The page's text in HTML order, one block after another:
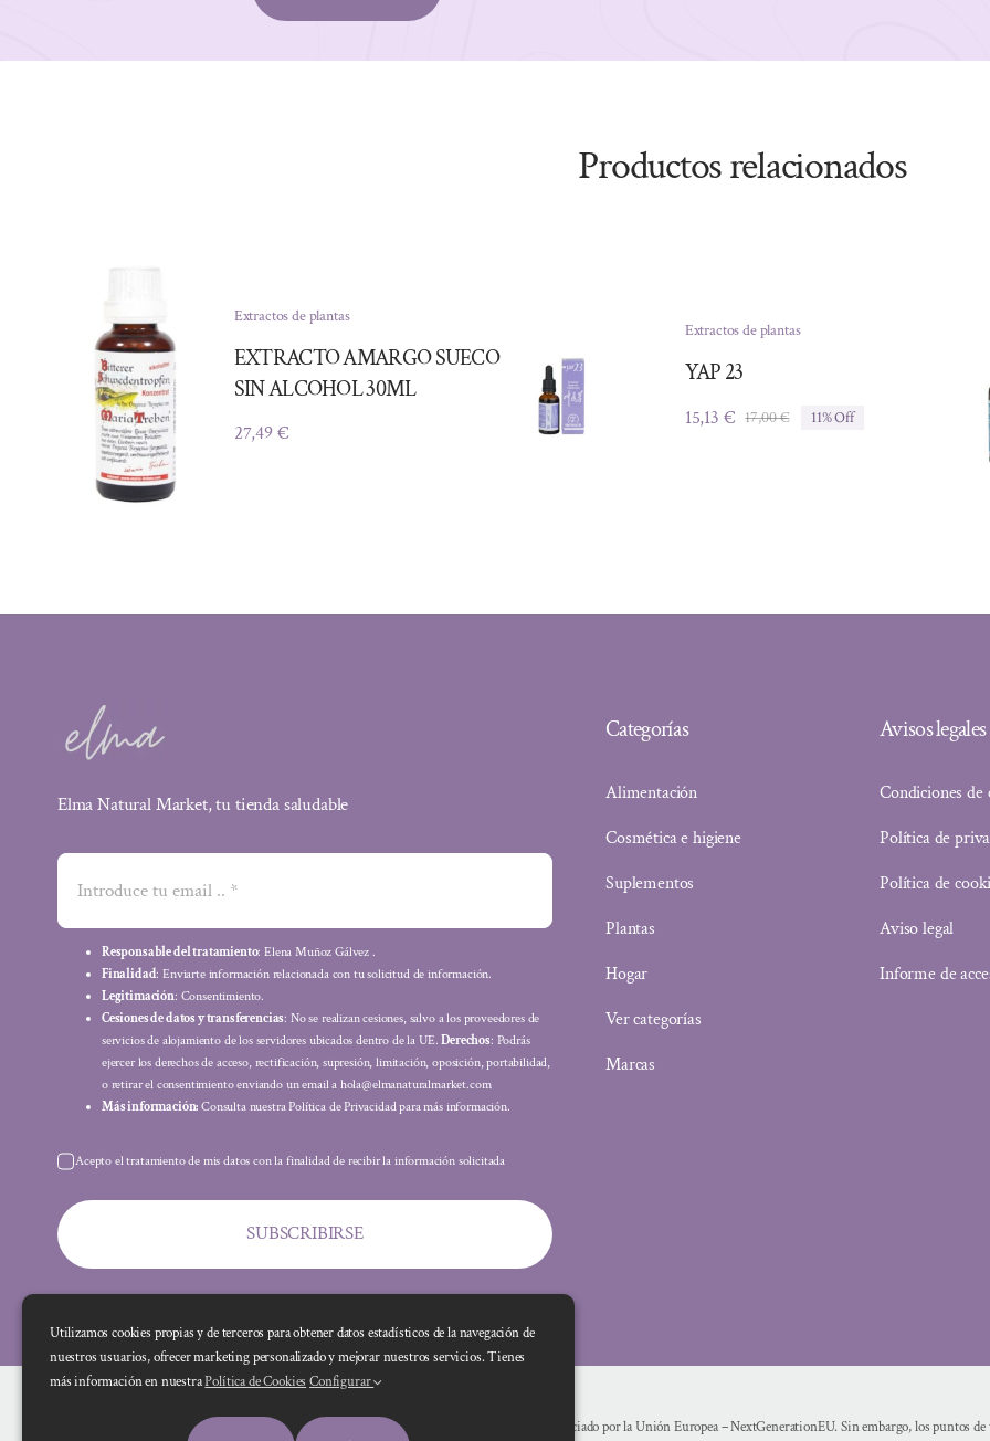
Productos relacionados
Extractos de plantas
EXTRACTO AMARGO SUECO
SIN ALCOHOL 30ML
27,49€
Extractos de plantas
YAP 23
17,00€El
15,13 €
El
11% Off
Elma Natural Market, tu tienda saludable
Responsable del tratamiento: Elena Muñoz Gálvez .
Finalidad: Enviarte información relacionada con tu solicitud de información.
Legitimación: Consentimiento.
Cesiones de datos y transferencias: No se realizan cesiones, salvo a los proveedores de
servicios de alojamiento de los servidores ubicados dentro de la UE.Derechos: Podrás
ejercer los derechos de acceso, rectificación, supresión, limitación, oposición, portabilidad,
o retirar el consentimiento enviando un email a hola@elmanaturalmarket.com
Más información: Consulta nuestra Política de Privacidad para más información.
Acepto el tratamiento de mis datos con la finalidad de recibir la información solicitada
SUBSCRIBIRSE
Categorías
Alimentación
Cosmética e higiene
Suplementos
Plantas
Hogar
Ver categorías
Marcas
Avisos legales
Condiciones de
Política de
Política de
Aviso legal
Informe de
Financiado por la Unión Europea – NextGenerationEU. Sin embargo, los puntos
Utilizamos cookies propias y de terceros para obtener datos estadísticos de la navegación de
nuestros usuarios, ofrecer marketing personalizado y mejorar nuestros servicios. Tienes
más información en nuestraPolítica de Cookies Configurar